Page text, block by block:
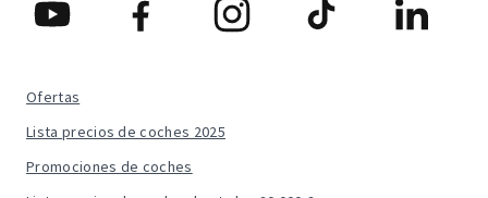
Ofertas
Lista precios de coches 2025
Promociones de coches